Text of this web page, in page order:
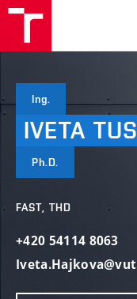
Ing.
IVETA
Ph.D.
FAST, THD
+420 54114 8063